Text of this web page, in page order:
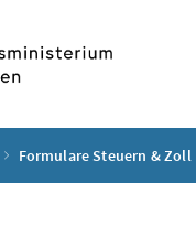
Formulare Steuern & Zoll